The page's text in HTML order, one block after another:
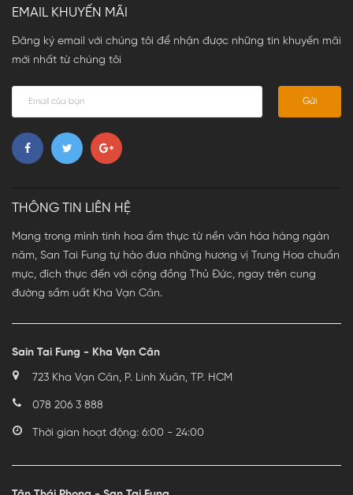
EMAIL KHUYẾN MÃI
Đăng ký email với chúng tôi để nhận được những tin khuyến mãi
mới nhất từ chúng tôi
Gửi
THÔNG TIN LIÊN HỆ
Mang trong mình tinh hoa ẩm thực từ nền văn hóa hàng ngàn
năm, San Tai Fung tự hào đưa những hương vị Trung Hoa chuẩn
mực, đích thực đến với cộng đồng Thủ Đức, ngay trên cung
đường sầm uất Kha Vạn Cân.
Sain Tai Fung - Kha Vạn Cân
723 Kha Vạn Cân, P. Linh Xuân, TP. HCM
078 206 3 888
Thời gian hoạt động: 6:00 - 24:00